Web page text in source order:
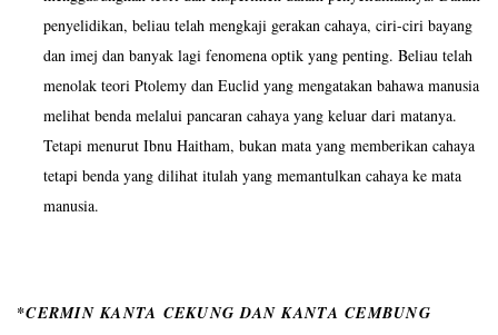
penyelidikan, beliau telah mengkaji gerakan cahaya, ciri-ciri bayang
dan imej dan banyak lagi fenomena optik yang penting. Beliau telah
menolak teori Ptolemy dan Euclid yang mengatakan bahawa manusia
melihat benda melalui pancaran cahaya yang keluar dari matanya.
Tetapi menurut Ibnu Haitham, bukan mata yang memberikan cahaya
tetapi benda yang dilihat itulah yang memantulkan cahaya ke mata
manusia.
*CERMIN KANTA CEKUNG DAN KANTA CEMBUNG